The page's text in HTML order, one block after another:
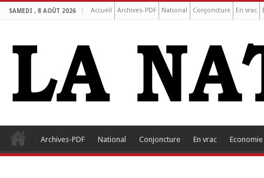
SAMEDI , 8 AOÛT 2026 Accueil Archives-PDF National Conjoncture En vrac
Archives-PDF National Conjoncture En vrac Economie